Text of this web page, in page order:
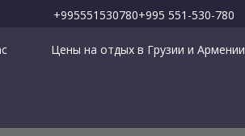
+995551530780+995 551-530-780
Цены на отдых в Грузии и Армении